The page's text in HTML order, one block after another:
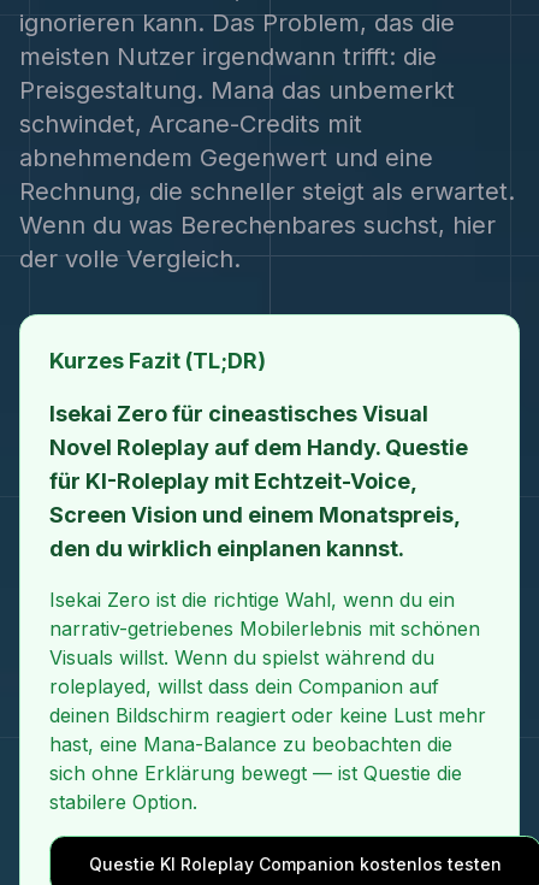
ignorieren kann. Das Problem, das die
meisten Nutzer irgendwann trifft: die
Preisgestaltung. Mana das unbemerkt
schwindet, Arcane-Credits mit
abnehmendem Gegenwert und eine
Rechnung, die schneller steigt als erwartet.
Wenn du was Berechenbares suchst, hier
der volle Vergleich.
Kurzes Fazit (TL;DR)
Isekai Zero für cineastisches Visual
Novel Roleplay auf dem Handy. Questie
für KI-Roleplay mit Echtzeit-Voice,
Screen Vision und einem Monatspreis,
den du wirklich einplanen kannst.
Isekai Zero ist die richtige Wahl, wenn du ein
narrativ-getriebenes Mobilerlebnis mit schönen
Visuals willst. Wenn du spielst während du
roleplayed, willst dass dein Companion auf
deinen Bildschirm reagiert oder keine Lust mehr
hast, eine Mana-Balance zu beobachten die
sich ohne Erklärung bewegt — ist Questie die
stabilere Option.
Questie KI Roleplay Companion kostenlos testen